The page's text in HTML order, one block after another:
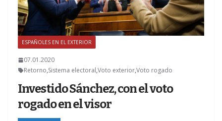
ESPAÑOLES EN EL EXTERIOR
07.01.2020
Retorno,Sistema electoral,Voto exterior,Voto rogado
Investido Sánchez, con el voto
rogado en el visor